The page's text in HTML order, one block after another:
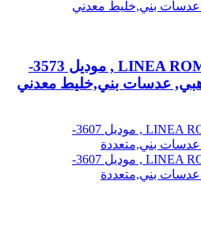
نظارة شمسية,ماركة LINEA ROMA , موديل 3573-